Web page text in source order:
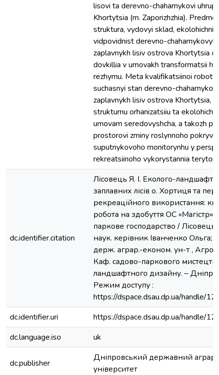
lisovi ta derevno-chaharnykovi
Khortytsia (m. Zaporizhzhia).
struktura, vydovyi sklad, ekolohichni
vidpovidnist derevno-
zaplavnykh lisiv ostrova Khortytsia
dovkillia v umovakh transformatsii
rezhymu. Meta kvalifikatsiinoi
suchasnyi stan derevno-
zaplavnykh lisiv ostrova Khortytsia,
strukturnu orhanizatsiiu ta
umovam seredovyshcha, a takozh
prostorovi zminy roslynnoho pokryvu
suputnykovoho monitorynhu y
rekreatsiinoho vykorystannia terytorii.
dc.identifier.citation
Лісовець Я. І. Еколого-
заплавних лісів о. Хортиця та
рекреаційного використання:
робота на здобуття ОС
паркове господарство / Лісовець
наук. керівник Іванченко Ольга;
держ. аграр.-економ. ун-т ,
Каф. садово-паркового
ландшафтного дизайну. –
Режим доступу :
https://dspace.dsau.dp.ua/handle/
dc.identifier.uri
https://dspace.dsau.dp.ua/handle/
dc.language.iso
uk
dc.publisher
Дніпровський державний
університет